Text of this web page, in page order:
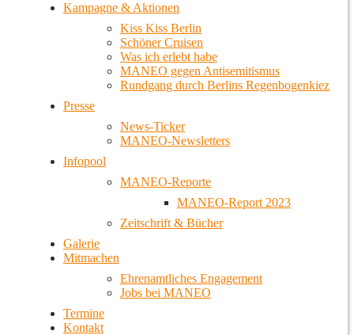
Kampagne & Aktionen
Kiss Kiss Berlin
Schöner Cruisen
Was ich erlebt habe
MANEO gegen Antisemitismus
Rundgang durch Berlins Regenbogenkiez
Presse
News-Ticker
MANEO-Newsletters
Infopool
MANEO-Reporte
MANEO-Report 2023
Zeitschrift & Bücher
Galerie
Mitmachen
Ehrenamtliches Engagement
Jobs bei MANEO
Termine
Kontakt